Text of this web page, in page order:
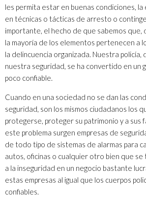
les permita estar en buenas condiciones, la
en técnicas o tácticas de arresto o
importante, el hecho de que sabemos que,
la mayoría de los elementos pertenecen a
la delincuencia organizada. Nuestra policía,
nuestra seguridad, se ha convertido en un
poco confiable.
Cuando en una sociedad no se dan las
seguridad, son los mismos ciudadanos los
protegerse, proteger su patrimonio y a sus
este problema surgen empresas de
de todo tipo de sistemas de alarmas para
autos, oficinas o cualquier otro bien que
a la inseguridad en un negocio bastante
estas empresas al igual que los cuerpos
confiables.